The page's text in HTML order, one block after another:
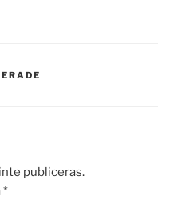
publiceras.
*